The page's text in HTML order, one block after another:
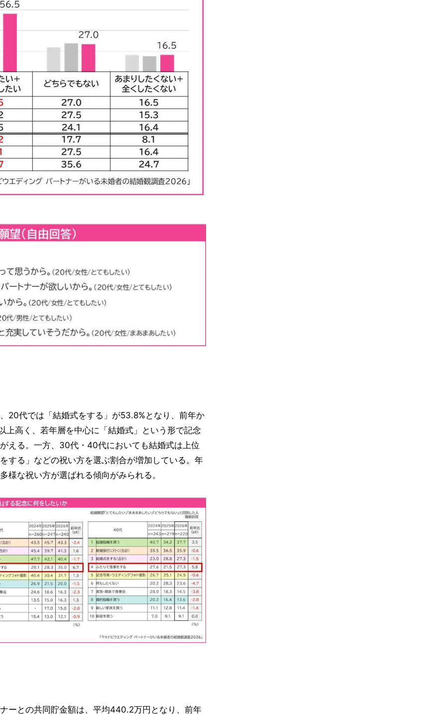
20代では「結婚式をする」が53.8%となり、前年か
高く、若年層を中心に「結婚式」という形で記念
える。一方、30代・40代においても結婚式は上位
する」などの祝い方を選ぶ割合が増加している。年
様な祝い方が選ばれる傾向がみられる。
ーとの共同貯金額は、平均440.2万円となり、前年